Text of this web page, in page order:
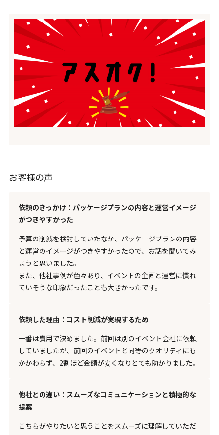
お客様の声
依頼のきっかけ：パッケージプランの内容と運営イメージ
がつきやすかった
予算の削減を検討していたなか、パッケージプランの内容
と運営のイメージがつきやすかったので、お話を聞いてみ
ようと思いました。
また、他社事例が色々あり、イベントの企画と運営に慣れ
ていそうな印象だったことも大きかったです。
依頼した理由：コスト削減が実現するため
一番は費用で決めました。前回は別のイベント会社に依頼
していましたが、前回のイベントと同等のクオリティにも
かかわらず、2割ほど金額が安くなりとても助かりました。
他社との違い：スムーズなコミュニケーションと積極的な
提案
こちらがやりたいと思うことをスムーズに理解していただ